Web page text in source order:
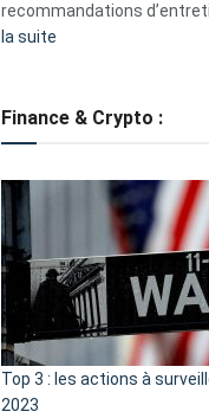
recommandations
la suite
tondeuses
démarrage
courants
et
guide
d’auto-
assistance
Finance & Crypto :
Top 3 : les actions à
2023